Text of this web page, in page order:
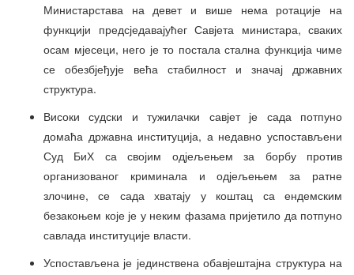
Министарстава на девет и више нема ротације на
функцији предсједавајућег Савјета министара, сваких
осам мјесеци, него је то постала стална функција чиме
се обезбјеђује већа стабилност и значај државних
структура.
Високи судски и тужилачки савјет је сада потпуно
домаћа државна институција, а недавно успостављени
Суд БиХ са својим одјељењем за борбу против
организованог криминала и одјељењем за ратне
злочине, се сада хватају у коштац са ендемским
безакоњем које је у неким фазама пријетило да потпуно
савлада институције власти.
Успостављена је јединствена обавјештајна структура на